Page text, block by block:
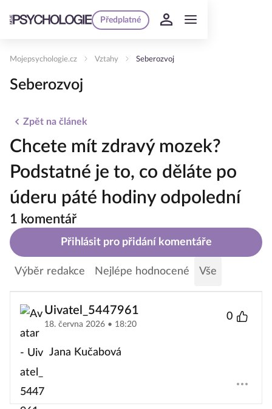
Předplatné
Mojepsychologie.cz Vztahy Seberozvoj
Seberozvoj
Zpět na článek
Chcete mít zdravý mozek?
Podstatné je to, co děláte po
úderu páté hodiny odpolední
1 komentář
Přihlásit pro přidání komentáře
Výběr redakce Nejlépe hodnocené Vše
Uivatel_5447961
18. června 2026 • 18:20
0
Jana Kučabová